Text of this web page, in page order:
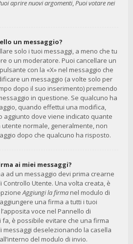
aprire nuovi argomenti,Puoi votare nei
un messaggio?
solo i tuoi messaggi, a meno che tu
o un moderatore. Puoi cancellare un
con la «X» nel messaggio che
un messaggio (a volte solo per
dopo il suo inserimento) premendo
in questione. Se qualcuno ha
quando effettui una modifica,
aggiunto dove viene indicato quante
utente normale, generalmente, non
dopo che qualcuno ha risposto.
ai miei messaggi?
ad un messaggio devi prima crearne
Controllo Utente. Una volta creata, è
Aggiungi la firma nel modulo di
una firma a tutti i tuoi
voce nel Pannello di
fa, è possibile evitare che una firma
messaggi deselezionando la casella
del modulo di invio.